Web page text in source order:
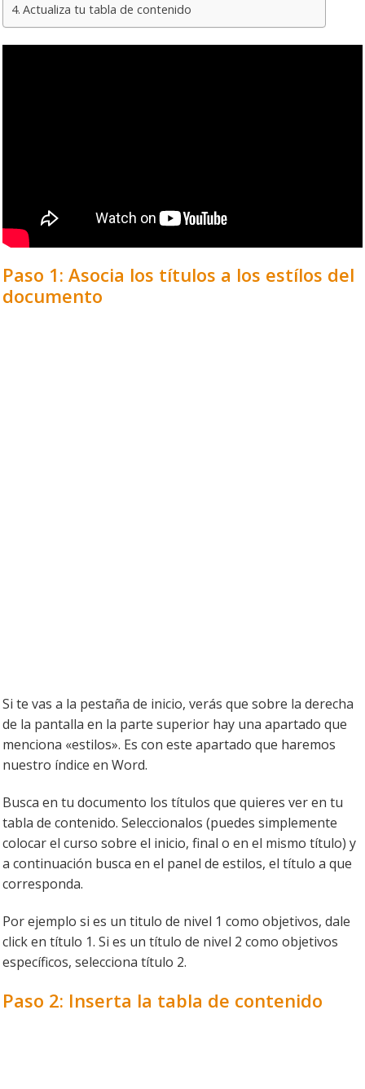
Actualiza tu tabla de contenido
Paso 1: Asocia los títulos a los estílos del
documento
Si te vas a la pestaña de inicio, verás que sobre la derecha
de la pantalla en la parte superior hay una apartado que
menciona «estilos». Es con este apartado que haremos
nuestro índice en Word.
Busca en tu documento los títulos que quieres ver en tu
tabla de contenido. Seleccionalos (puedes simplemente
colocar el curso sobre el inicio, final o en el mismo título) y
a continuación busca en el panel de estilos, el título a que
corresponda.
Por ejemplo si es un titulo de nivel 1 como objetivos, dale
click en título 1. Si es un título de nivel 2 como objetivos
específicos, selecciona título 2.
Paso 2: Inserta la tabla de contenido